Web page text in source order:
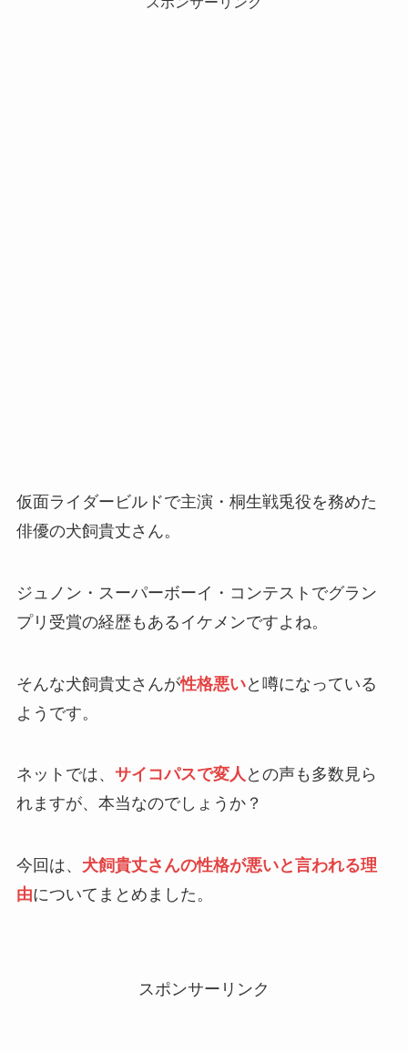
仮面ライダービルドで主演・桐生戦兎役を務めた
俳優の犬飼貴丈さん。
ジュノン・スーパーボーイ・コンテストでグラン
プリ受賞の経歴もあるイケメンですよね。
そんな犬飼貴丈さんが性格悪いと噂になっている
ようです。
ネットでは、 サイコパスで変人 との声も多数見ら
れますが、本当なのでしょうか？
今回は、 犬飼貴丈さんの性格が悪いと言われる理
由についてまとめました。
スポンサーリンク